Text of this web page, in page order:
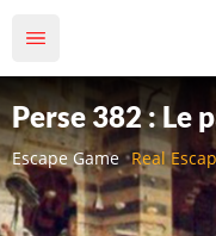
Escape Game Real
Perse 382 : Le